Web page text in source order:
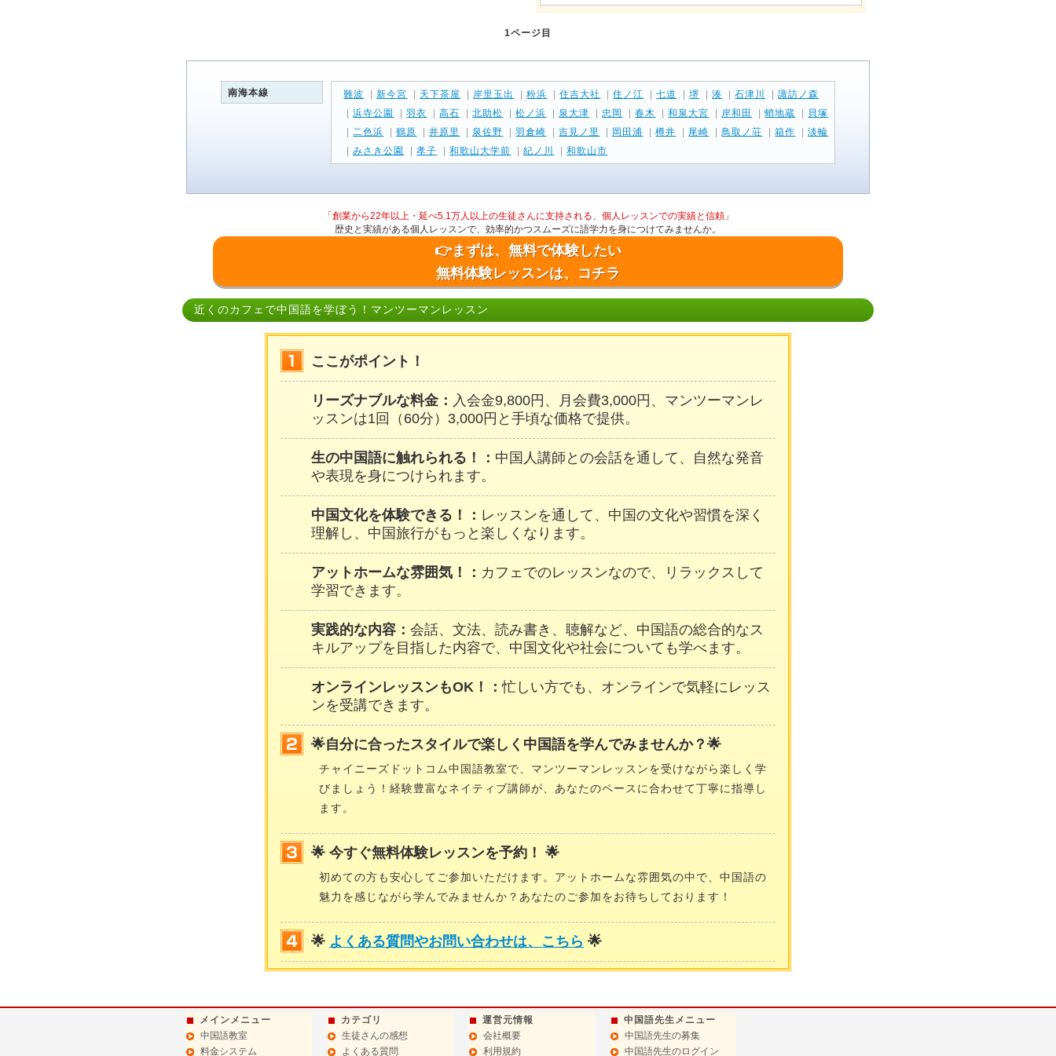
1ページ目
南海本線 難波 |新今宮 天下茶屋 岸里玉出 |粉浜 |住吉大社 |住ノ江 |七道 |堺 |湊 |石津川 |諏訪ノ森
|浜寺公園 |羽衣 |高石 |北助松 |松ノ浜 泉大津 |忠岡 |春木 |和泉大宮 岸和田 |蛸地蔵
貝塚
|二色浜 |鶴原 |井原里 泉佐野 |羽倉崎 |吉見ノ里 岡田浦 |樽井 尾崎 |鳥取ノ荘 |箱作 |淡輪
|みさき公園 |孝子 |和歌山大学前 |紀ノ川 |和歌山市
「創業から22年以上・延べ5.1万人以上の生徒さんに支持される、個人レッスンでの実績と信頼」
歴史と実績がある個人レッスンで、効率的かつスムーズに語学力を身につけてみませんか。
👉まずは、無料で体験したい
無料体験レッスンは、コチラ
近くのカフェで中国語を学ぼう！マンツーマンレッスン
ここがポイント！
リーズナブルな料金： 入会金9,800円、月会費3,000円、マンツーマンレ
ッスンは1回（60分）3,000円と手頃な価格で提供。
生の中国語に触れられる！： 中国人講師との会話を通して、自然な発音
や表現を身につけられます。
中国文化を体験できる！： レッスンを通して、中国の文化や習慣を深く
理解し、中国旅行がもっと楽しくなります。
アットホームな雰囲気！： カフェでのレッスンなので、リラックスして
学習できます。
実践的な内容： 会話、文法、読み書き、聴解など、中国語の総合的なス
キルアップを目指した内容で、中国文化や社会についても学べます。
オンラインレッスンもOK！：忙しい方でも、オンラインで気軽にレッス
ンを受講できます。
🌟自分に合ったスタイルで楽しく中国語を学んでみませんか？🌟
チャイニーズドットコム中国語教室で、マンツーマンレッスンを受けながら楽しく学
びましょう！経験豊富なネイティブ講師が、あなたのペースに合わせて丁寧に指導し
ます。
🌟 今すぐ無料体験レッスンを予約！ 🌟
初めての方も安心してご参加いただけます。アットホームな雰囲気の中で、中国語の
魅力を感じながら学んでみませんか？あなたのご参加をお待ちしております！
🌟 よくある質問やお問い合わせは、こちら 🌟
メインメニュー
中国語教室
料金システム
カテゴリ
生徒さんの感想
よくある質問
運営元情報
会社概要
利用規約
中国語先生メニュー
中国語先生の募集
中国語先生のログイン